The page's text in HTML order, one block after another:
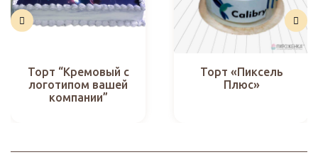
Торт “Кремовый с
логотипом вашей
компании”
Торт «Пиксель
Плюс»